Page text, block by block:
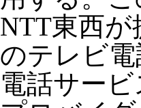
NTT東西が
のテレビ
電話サー